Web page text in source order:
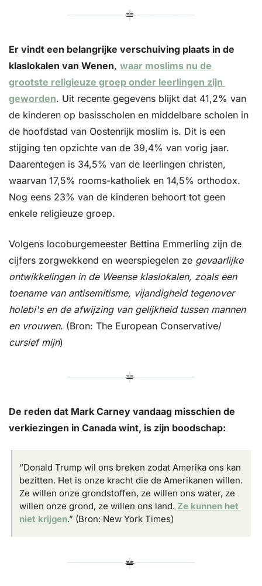
Er vindt een belangrijke verschuiving plaats in de
klaslokalen van Wenen, waar moslims nu de
grootste religieuze groep onder leerlingen zijn
geworden. Uit recente gegevens blijkt dat 41,2% van
de kinderen op basisscholen en middelbare scholen in
de hoofdstad van Oostenrijk moslim is. Dit is een
stijging ten opzichte van de 39,4% van vorig jaar.
Daarentegen is 34,5% van de leerlingen christen,
waarvan 17,5% rooms-katholiek en 14,5% orthodox.
Nog eens 23% van de kinderen behoort tot geen
enkele religieuze groep.
Volgens locoburgemeester Bettina Emmerling zijn de
cijfers zorgwekkend en weerspiegelen ze gevaarlijke
ontwikkelingen in de Weense klaslokalen, zoals een
toename van antisemitisme, vijandigheid tegenover
holebi's en de afwijzing van gelijkheid tussen mannen
en vrouwen
cursief mijn)
De reden dat Mark Carney vandaag misschien de
verkiezingen in Canada wint, is zijn boodschap:
“Donald Trump wil ons breken zodat Amerika ons kan
bezitten. Het is onze kracht die de Amerikanen willen.
Ze willen onze grondstoffen, ze willen ons water, ze
willen onze grond, ze willen ons land. Ze kunnen het
niet krijgen.” (Bron: New York Times)